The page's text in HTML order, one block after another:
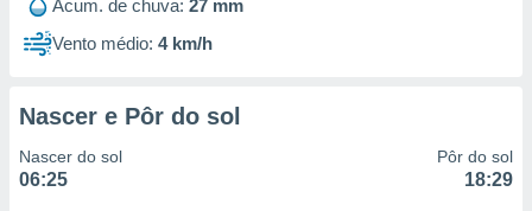
Acum. de chuva: 27 mm
Vento médio: 4 km/h
Nascer e Pôr do sol
Nascer do sol
06:25
Pôr do sol
18:29